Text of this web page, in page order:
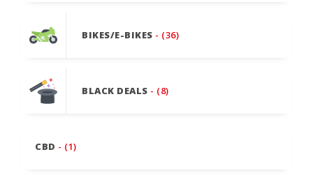
BIKES/E-BIKES - (36)
BLACK DEALS - (8)
CBD - (1)